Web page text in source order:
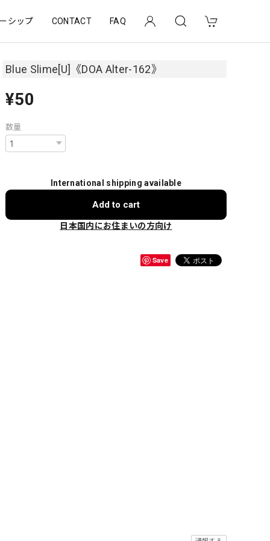
シップ CONTACT FAQ
Blue Slime[U]《DOA Alter-162》
¥50
数量
International shipping available
Add to cart
日本国内にお住まいの方向け
Save